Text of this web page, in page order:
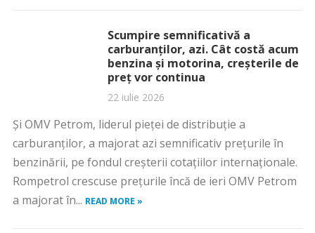
Scumpire semnificativă a
carburanților, azi. Cât costă acum
benzina și motorina, creșterile de
preț vor continua
22 iulie 2026
Și OMV Petrom, liderul pieței de distribuție a
carburanților, a majorat azi semnificativ prețurile în
benzinării, pe fondul creșterii cotațiilor internaționale.
Rompetrol crescuse prețurile încă de ieri OMV Petrom
a majorat în... READ MORE »